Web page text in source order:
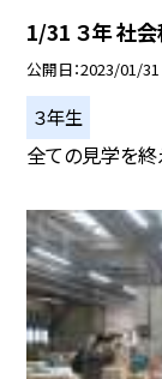
1/31 ３年 社会
公開日 2023/01/31
３年生
全ての見学を終